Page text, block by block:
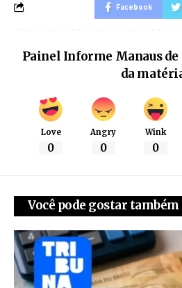
Facebook
Painel Informe Manaus de
da
Love
0
Angry
0
Wink
0
Você pode gostar também